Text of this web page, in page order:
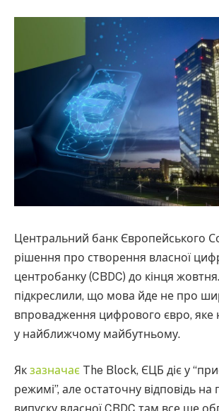
Центральний банк Європейського
рішення про створення власної
центробанку (CBDC) до кінця
підкреслили, що мова йде не про
впровадження цифрового євро, яке
у найближчому майбутньому.
Як зазначає The Block, ЄЦБ діє у
режимі”, але остаточну відповідь на